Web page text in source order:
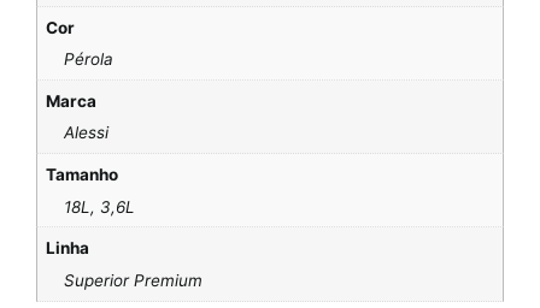
Cor
Pérola
Marca
Alessi
Tamanho
18L, 3,6L
Linha
Superior Premium